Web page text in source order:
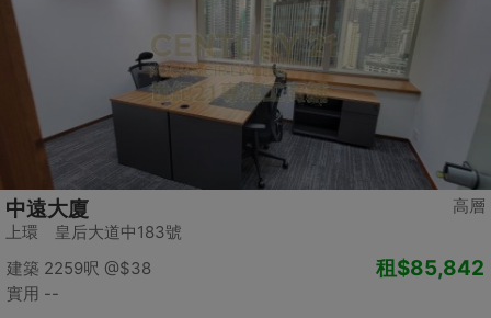
高層
中遠大廈
上環 皇后大道中183號
建築 2259呎 @$38
實用 --
租$85,842